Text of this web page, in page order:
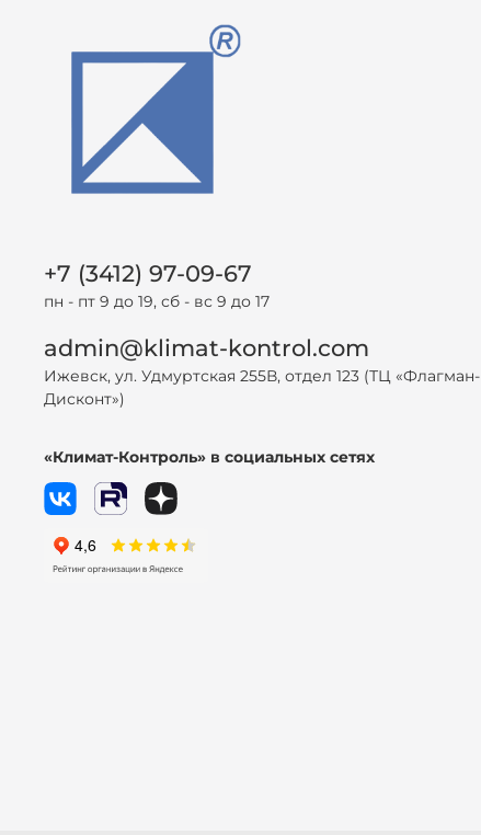
+7 (3412) 97-09-67
пн - пт 9 до 19, сб - вс 9 до 17
admin@klimat-kontrol.com
Ижевск, ул. Удмуртская 255В, отдел 123 (ТЦ «Флагман-
Дисконт»)
«Климат-Контроль» в социальных сетях